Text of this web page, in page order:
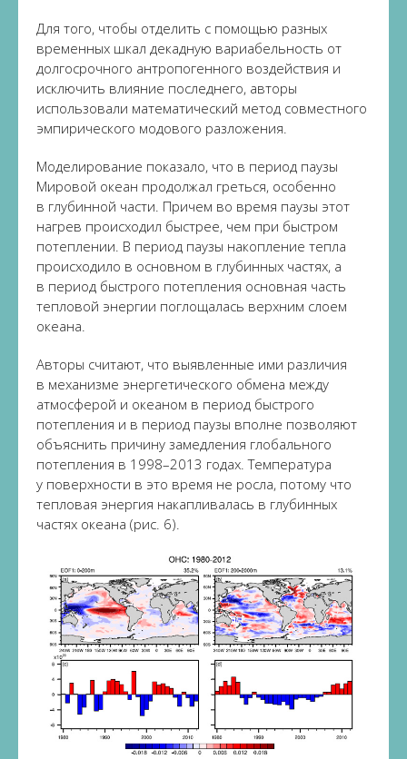
Для того, чтобы отделить с помощью разных
временных шкал декадную вариабельность от
долгосрочного антропогенного воздействия и
исключить влияние последнего, авторы
использовали математический метод совместного
эмпирического модового разложения.
Моделирование показало, что в период паузы
Мировой океан продолжал греться, особенно
в глубинной части. Причем во время паузы этот
нагрев происходил быстрее, чем при быстром
потеплении. В период паузы накопление тепла
происходило в основном в глубинных частях, а
в период быстрого потепления основная часть
тепловой энергии поглощалась верхним слоем
океана.
Авторы считают, что выявленные ими различия
в механизме энергетического обмена между
атмосферой и океаном в период быстрого
потепления и в период паузы вполне позволяют
объяснить причину замедления глобального
потепления в 1998–2013 годах. Температура
у поверхности в это время не росла, потому что
тепловая энергия накапливалась в глубинных
частях океана (рис. 6).